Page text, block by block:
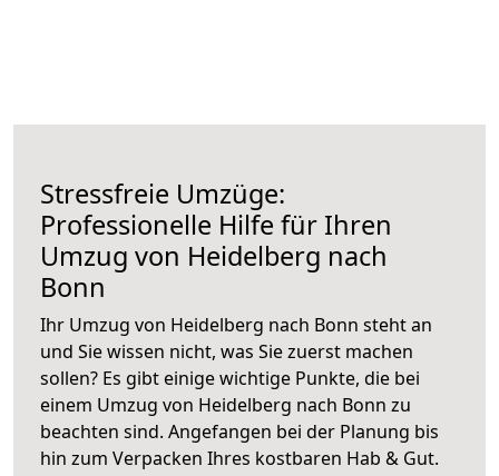
Stressfreie Umzüge:
Professionelle Hilfe für Ihren
Umzug von Heidelberg nach
Bonn
Ihr Umzug von Heidelberg nach Bonn steht an
und Sie wissen nicht, was Sie zuerst machen
sollen? Es gibt einige wichtige Punkte, die bei
einem Umzug von Heidelberg nach Bonn zu
beachten sind. Angefangen bei der Planung bis
hin zum Verpacken Ihres kostbaren Hab & Gut.